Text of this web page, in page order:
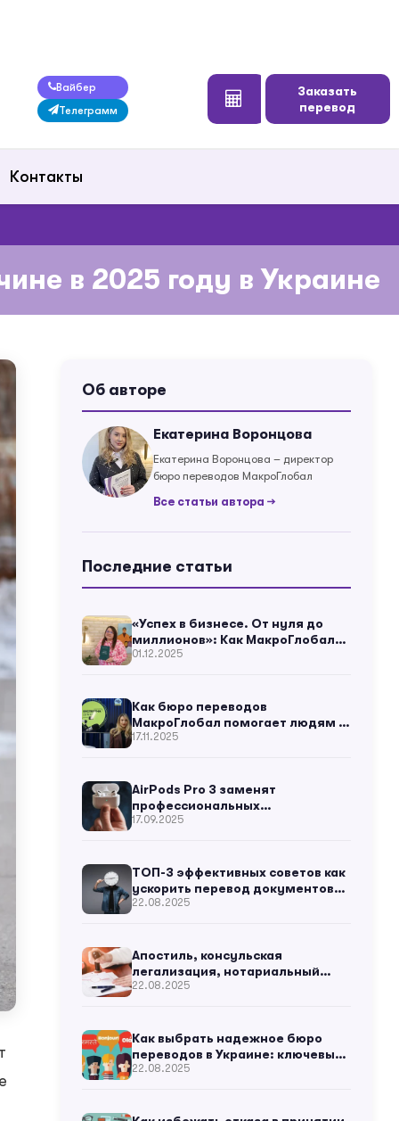
Вайбер
Телеграмм
Заказать
перевод
Контакты
в 2025 году в Украине
Об авторе
Екатерина Воронцова
Екатерина Воронцова – директор
бюро переводов МакроГлобал
Все статьи автора →
Последние статьи
«Успех в бизнесе. От нуля до
миллионов»: Как МакроГлобал
помог украинскому бизнес-
01.12.2025
Как бюро переводов
МакроГлобал помогает людям и
бизнесу? – Екатерина Воронцова
17.11.2025
AirPods Pro 3 заменят
профессиональных
переводчиков?
17.09.2025
ТОП-3 эффективных советов как
ускорить перевод документов
для бизнеса
22.08.2025
Апостиль, консульская
легализация, нотариальный
перевод: что это и какая
22.08.2025
Как выбрать надежное бюро
переводов в Украине: ключевые
критерии
22.08.2025